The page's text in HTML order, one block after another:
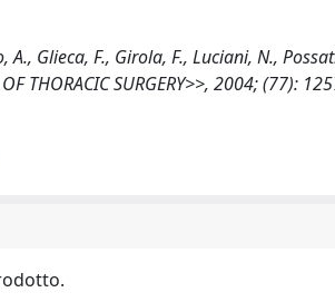
A., Glieca, F., Girola, F., Luciani, N.,
THORACIC SURGERY>>, 2004; (77):